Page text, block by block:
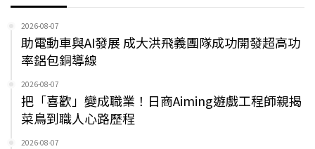
2026-08-07
助電動車與AI發展 成大洪飛義團隊成功開發超高功
率鋁包銅導線
2026-08-07
把「喜歡」變成職業！日商Aiming遊戲工程師親揭
菜鳥到職人心路歷程
2026-08-07